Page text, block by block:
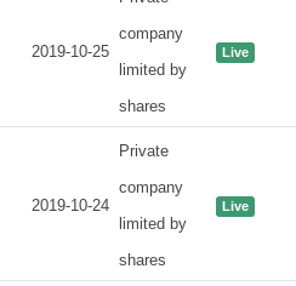
2019-10-25
company
limited by
shares
Live
2019-10-24
Private
company
limited by
shares
Live